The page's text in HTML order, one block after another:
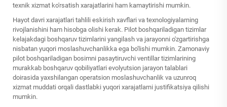
texnik xizmat ko'rsatish xarajatlarini ham kamaytirishi mumkin.
Hayot davri xarajatlari tahlili eskirish xavflari va texnologiyalarning
rivojlanishini ham hisobga olishi kerak. Pilot boshqariladigan tizimlar
kelajakdagi boshqaruv tizimlarini yangilash va jarayonni o'zgartirishga
nisbatan yuqori moslashuvchanlikka ega bo'lishi mumkin. Zamonaviy
pilot boshqariladigan bosimni pasaytiruvchi ventillar tizimlarining
murakkab boshqaruv qobiliyatlari evolyutsion jarayon talablari
doirasida yaxshilangan operatsion moslashuvchanlik va uzunroq
xizmat muddati orqali dastlabki yuqori xarajatlarni justifikatsiya qilishi
mumkin.